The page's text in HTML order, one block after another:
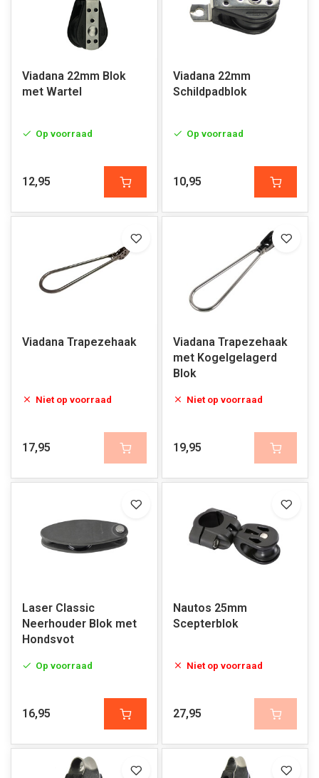
Viadana 22mm Blok
met Wartel
Op voorraad
12,95
Viadana 22mm
Schildpadblok
Op voorraad
10,95
Viadana Trapezehaak
Niet op voorraad
17,95
Viadana Trapezehaak
met Kogelgelagerd
Blok
Niet op voorraad
19,95
Laser Classic
Neerhouder Blok met
Hondsvot
Op voorraad
16,95
Nautos 25mm
Scepterblok
Niet op voorraad
27,95